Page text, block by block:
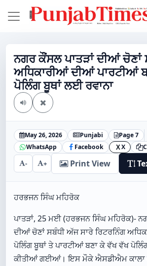
ਨਗਰ ਕੌਂਸਲ ਪਾਤੜਾਂ ਦੀਆਂ ਚੋਣਾਂ
ਅਧਿਕਾਰੀਆਂ ਦੀਆਂ ਪਾਰਟੀਆਂ
ਪੋਲਿੰਗ ਬੂਥਾਂ ਲਈ ਰਵਾਨਾ
May 26, 2026 Punjabi
Page 7
WhatsApp
Facebook X X
- + Print View
ਹਰਭਜਨ ਸਿੰਘ ਮਹਿਰੋਕ
ਪਾਤੜਾਂ, 25 ਮਈ (ਹਰਭਜਨ ਸਿੰਘ ਮਹਿਰੋਕ)-
ਦੀਆਂ ਚੋਣਾਂ ਸਬੰਧੀ ਅੱਜ ਸਾਰੇ ਰਿਟਰਨਿੰਗ
ਪੋਲਿੰਗ ਬੂਥਾਂ ਤੇ ਪਾਰਟੀਆਂ ਬਣਾ ਕੇ ਵੱਖ ਵੱਖ
ਕੀਤੀਆਂ ਗਈਆਂ। ਇਸ ਮੌਕੇ ਐਸਡੀਐਮ ਕਾਲਾ